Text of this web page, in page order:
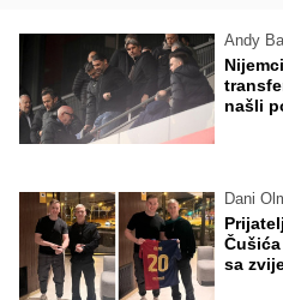
Andy
našli
Dani
sa